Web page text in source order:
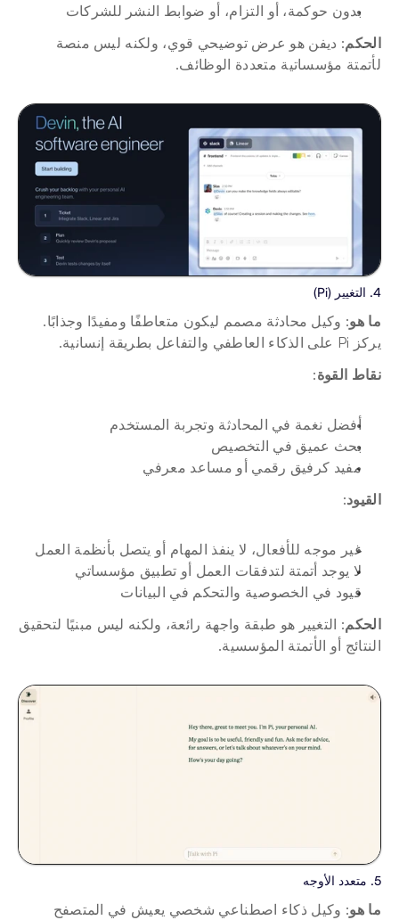
بدون حوكمة، أو التزام، أو ضوابط النشر للشركات
الحكم
لأتمتة مؤسساتية متعددة الوظائف.
4. التغيير (Pi)
ما هو
يركز Pi على الذكاء العاطفي والتفاعل بطريقة إنسانية.
نقاط القوة:
أفضل نغمة في المحادثة وتجربة المستخدم
بحث عميق في التخصيص
مفيد كرفيق رقمي أو مساعد معرفي
القيود:
غير موجه للأفعال، لا ينفذ المهام أو يتصل بأنظمة العمل
لا يوجد أتمتة لتدفقات العمل أو تطبيق مؤسساتي
قيود في الخصوصية والتحكم في البيانات
الحكم
النتائج أو الأتمتة المؤسسية.
5. متعدد الأوجه
ما هو